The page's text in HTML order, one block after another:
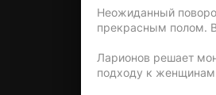
Неожиданный
прекрасным полом.
Ларионов решает
подходу к